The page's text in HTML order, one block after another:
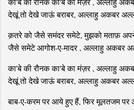
देखूं तो देखे जाऊं बराबर, अल्लाहु अकबर
क़तरे को जैसे समंदर समेटे, मुझको मताफ़
जैसे समेटे आगोश-ए-मादर , अल्लाहु अकबर
का'बे की रौनक का'बे का मंज़र , अल्लाहु
देखूं तो देखे जाऊं बराबर, अल्लाहु अकबर
बाब-ए-करम पर आये हुए हैं, फिर मूलतजम पर